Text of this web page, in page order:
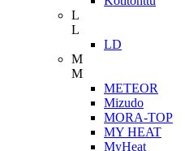
L
L
LD
M
M
METEOR
Mizudo
MORA-TOP
MY HEAT
MyHeat